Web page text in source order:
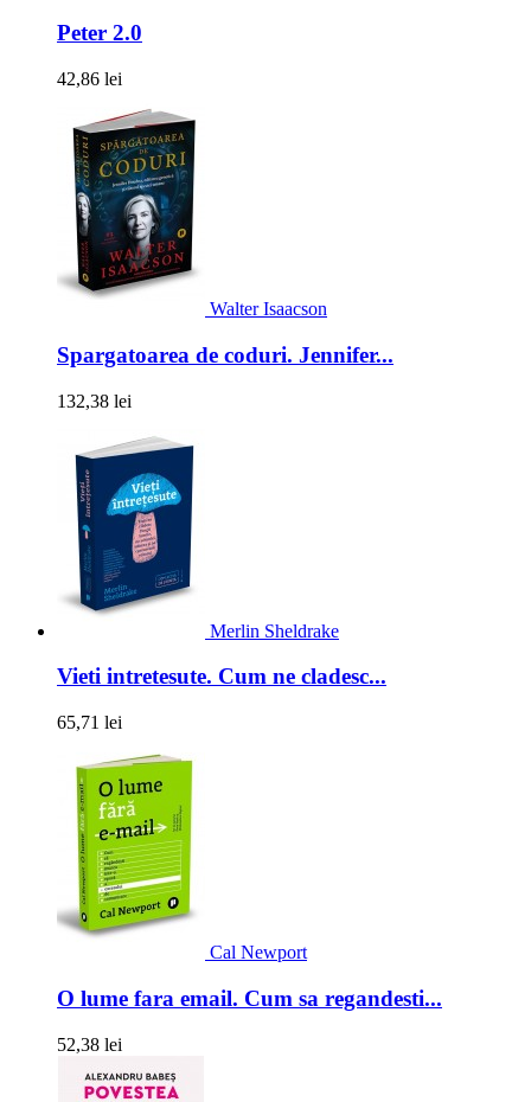
Peter 2.0
42,86 lei
Walter Isaacson
Spargatoarea de coduri. Jennifer...
132,38 lei
Merlin Sheldrake
Vieti intretesute. Cum ne cladesc...
65,71 lei
Cal Newport
O lume fara email. Cum sa regandesti...
52,38 lei